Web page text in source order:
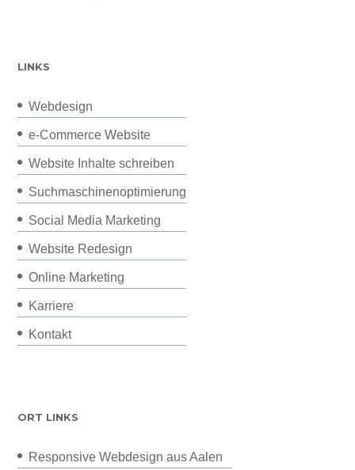
LINKS
Webdesign
e-Commerce Website
Website Inhalte schreiben
Suchmaschinenoptimierung
Social Media Marketing
Website Redesign
Online Marketing
Karriere
Kontakt
ORT LINKS
Responsive Webdesign aus Aalen